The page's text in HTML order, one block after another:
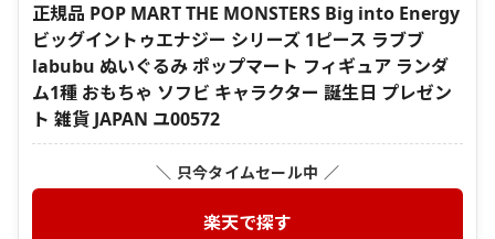
正規品 POP MART THE MONSTERS Big into Energy
ビッグイントゥエナジー シリーズ 1ピース ラブブ
labubu ぬいぐるみ ポップマート フィギュア ランダ
ム1種 おもちゃ ソフビ キャラクター 誕生日 プレゼン
ト 雑貨 JAPAN ユ00572
＼ 只今タイムセール中 ／
楽天で探す